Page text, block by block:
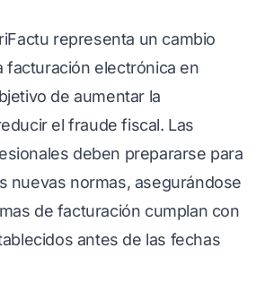
representa un cambio
facturación electrónica en
de aumentar la
el fraude fiscal. Las
deben prepararse para
nuevas normas, asegurándose
de facturación cumplan con
antes de las fechas